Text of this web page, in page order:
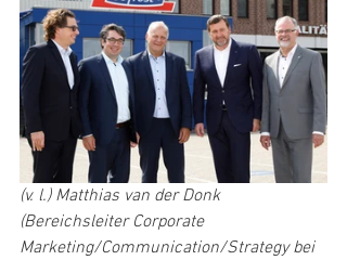
(v. l.) Matthias van der Donk
(Bereichsleiter Corporate
Marketing/Communication/Strategy bei